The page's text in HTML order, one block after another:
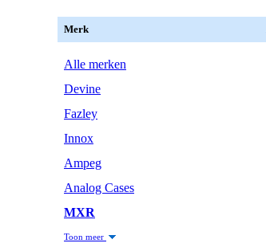
Merk
Alle merken
Devine
Fazley
Innox
Ampeg
Analog Cases
MXR
Toon meer